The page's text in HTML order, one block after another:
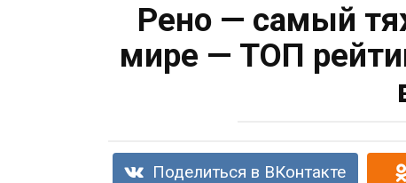
Рено — самый
мире — ТОП
Поделиться в ВКонтакте